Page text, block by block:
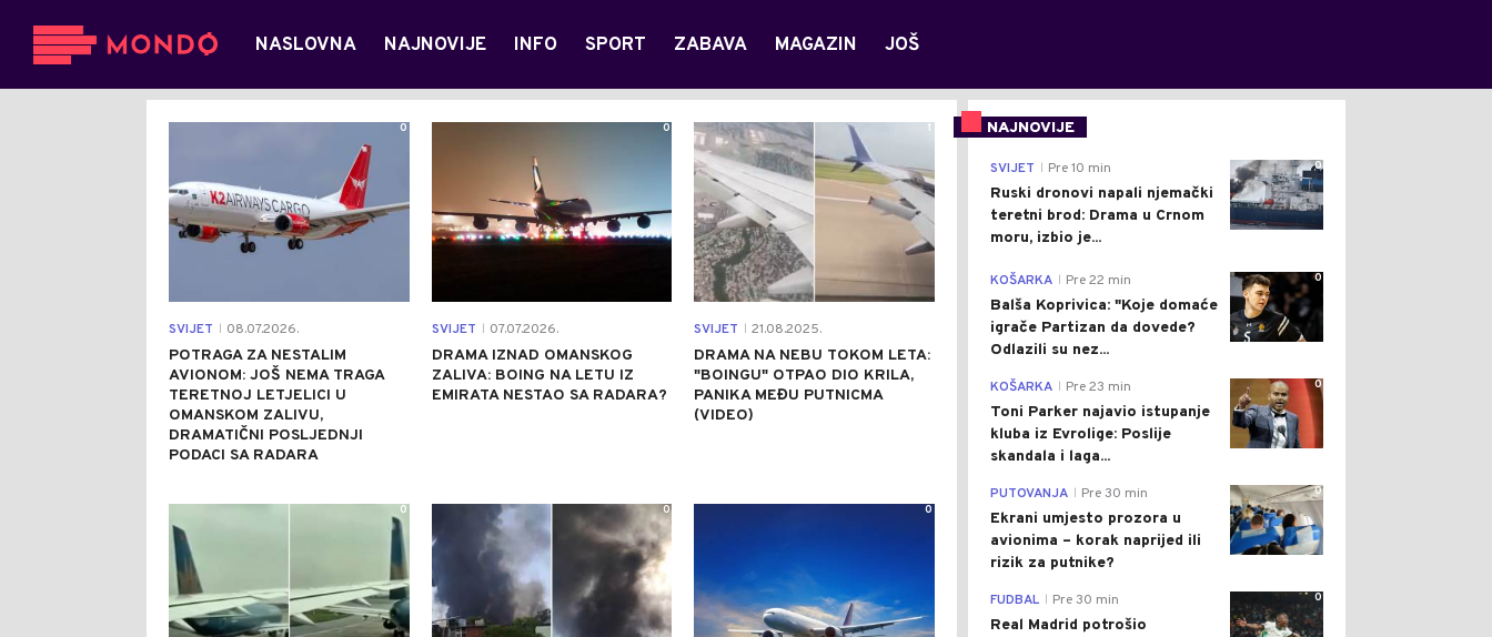
NASLOVNA NAJNOVIJE INFO SPORT ZABAVA MAGAZIN JOŠ
SVIJET 08.07.2026.
POTRAGA ZA NESTALIM
AVIONOM: JOŠ NEMA TRAGA
TERETNOJ LETJELICI U
OMANSKOM ZALIVU,
DRAMATIČNI POSLJEDNJI
PODACI SA RADARA
0
SVIJET 07.07.2026.
DRAMA IZNAD OMANSKOG
ZALIVA: BOING NA LETU IZ
EMIRATA NESTAO SA RADARA?
0
SVIJET 21.08.2025.
DRAMA NA NEBU TOKOM LETA:
"BOINGU" OTPAO DIO KRILA,
PANIKA MEĐU PUTNICMA
(VIDEO)
1
0 0 0
NAJNOVIJE
0
SVIJET Pre 10 min
Ruski dronovi napali njemački
teretni brod: Drama u Crnom
moru, izbio je...
0
KOŠARKA Pre 22 min
Balša Koprivica: "Koje domaće
igrače Partizan da dovede?
Odlazili su nez...
0
KOŠARKA Pre 23 min
Toni Parker najavio istupanje
kluba iz Evrolige: Poslije
skandala i laga...
0
PUTOVANJA Pre 30 min
Ekrani umjesto prozora u
avionima – korak naprijed ili
rizik za putnike?
0
FUDBAL Pre 30 min
Real Madrid potrošio